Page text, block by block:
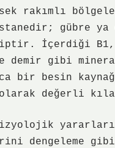
rakımlı
gübre ya
İçerdiği B1,
demir gibi
bir besin
değerli
yararları
dengeleme gibi